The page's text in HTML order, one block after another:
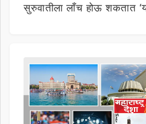
सुरुवातीला लाँच होऊ शकतात